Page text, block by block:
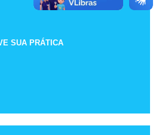
SUA PRÁTICA